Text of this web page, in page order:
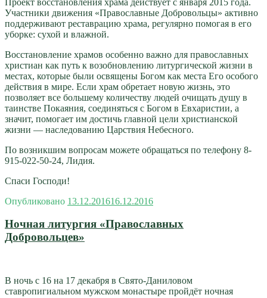
Участники движения «Православные Добровольцы» активно
поддерживают реставрацию храма, регулярно помогая в его
уборке: сухой и влажной.
Восстановление храмов особенно важно для православных
христиан как путь к возобновлению литургической жизни в
местах, которые были освящены Богом как места Его особого
действия в мире. Если храм обретает новую жизнь, это
позволяет все большему количеству людей очищать душу в
таинстве Покаяния, соединяться с Богом в Евхаристии, а
значит, помогает им достичь главной цели христианской
жизни — наследованию Царствия Небесного.
По возникшим вопросам можете обращаться по телефону 8-
915-022-50-24, Лидия.
Спаси Господи!
Опубликовано 13.12.201616.12.2016
Ночная литургия «Православных
Добровольцев»
В ночь с 16 на 17 декабря в Свято-Даниловом
ставропигиальном мужском монастыре пройдёт ночная